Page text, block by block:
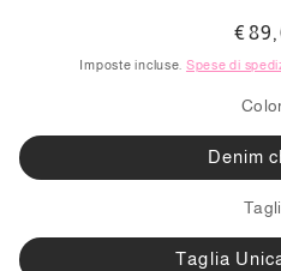
di
Imposte incluse. Spese di
Denim
Taglia